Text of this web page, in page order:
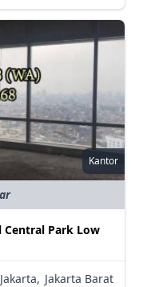
Kantor
Central Park Low
Jakarta Barat